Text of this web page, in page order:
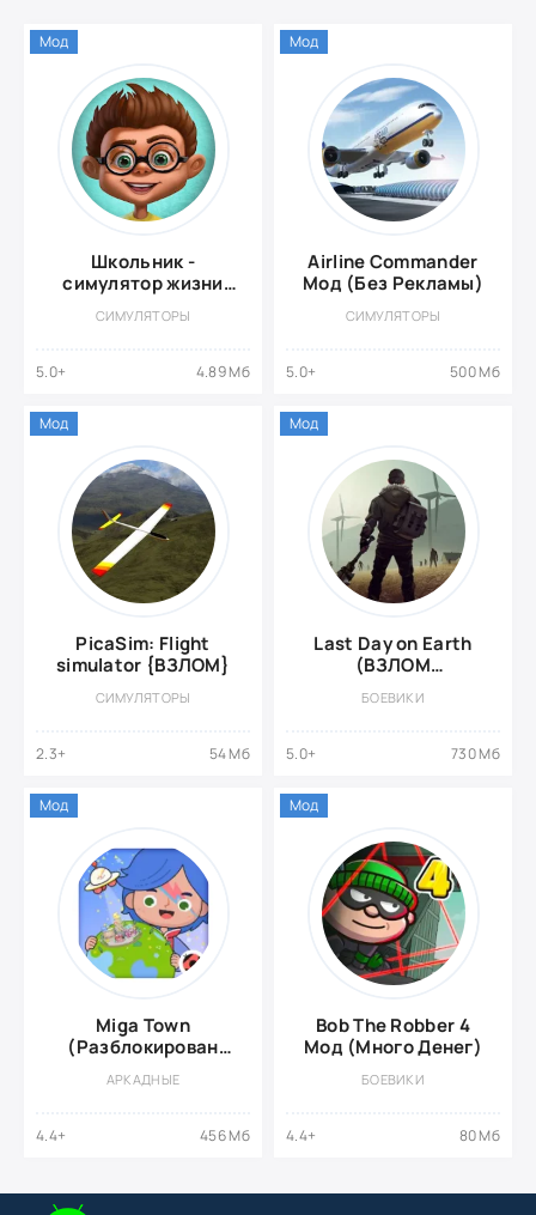
Школьник -
симулятор жизни
денег}
СИМУЛЯТОРЫ
5.0+ 4.89 Мб
Мод
Airline Commander
Мод (Без Рекламы)
СИМУЛЯТОРЫ
5.0+ 500 Мб
Мод
PicaSim: Flight
simulator {ВЗЛОМ}
СИМУЛЯТОРЫ
2.3+ 54 Мб
Мод
Last Day on Earth
(ВЗЛОМ
меню)
БОЕВИКИ
5.0+ 730 Мб
Мод
Miga Town
(Разблокирован
АРКАДНЫЕ
4.4+ 456 Мб
Мод
Bob The Robber 4
Мод (Много Денег)
БОЕВИКИ
4.4+ 80 Мб
Мод